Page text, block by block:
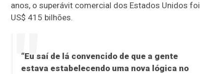
anos, o superávit comercial dos Estados Unidos foi
US$ 415 bilhões.
“Eu saí de lá convencido de que a gente
estava estabelecendo uma nova lógica no